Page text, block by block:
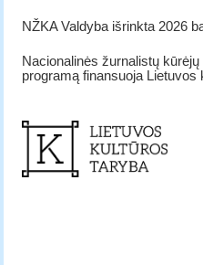
NŽKA Valdyba išrinkta 2026
Nacionalinės žurnalistų
programą finansuoja Lietuvos